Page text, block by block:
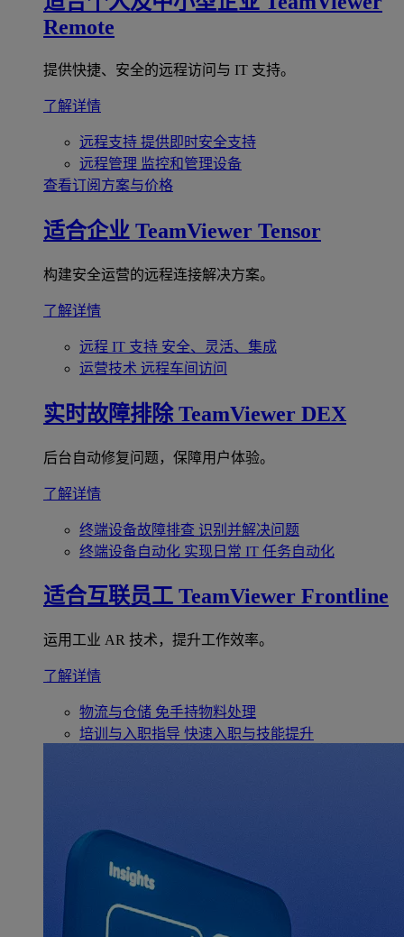
Remote
提供快捷、安全的远程访问与 IT 支持。
了解详情
远程支持 提供即时安全支持
远程管理 监控和管理设备
查看订阅方案与价格
适合企业 TeamViewer Tensor
构建安全运营的远程连接解决方案。
了解详情
远程 IT 支持 安全、灵活、集成
运营技术 远程车间访问
实时故障排除 TeamViewer DEX
后台自动修复问题，保障用户体验。
了解详情
终端设备故障排查 识别并解决问题
终端设备自动化 实现日常 IT 任务自动化
适合互联员工 TeamViewer Frontline
运用工业 AR 技术，提升工作效率。
了解详情
物流与仓储 免手持物料处理
培训与入职指导 快速入职与技能提升